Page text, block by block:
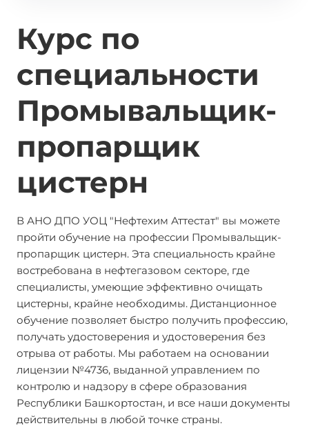
Курс по
специальности
Промывальщик-
пропарщик
цистерн
В АНО ДПО УОЦ "Нефтехим Аттестат" вы можете
пройти обучение на профессии Промывальщик-
пропарщик цистерн. Эта специальность крайне
востребована в нефтегазовом секторе, где
специалисты, умеющие эффективно очищать
цистерны, крайне необходимы. Дистанционное
обучение позволяет быстро получить профессию,
получать удостоверения и удостоверения без
отрыва от работы. Мы работаем на основании
лицензии №4736, выданной управлением по
контролю и надзору в сфере образования
Республики Башкортостан, и все наши документы
действительны в любой точке страны.